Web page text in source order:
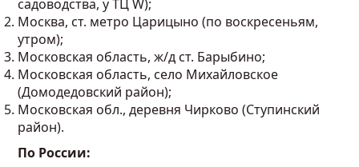
садоводства, у ТЦ W);
Москва, ст. метро Царицыно (по воскресеньям,
утром);
Московская область, ж/д ст. Барыбино;
Московская область, село Михайловское
(Домодедовский район);
Московская обл., деревня Чирково (Ступинский
район).
По России: